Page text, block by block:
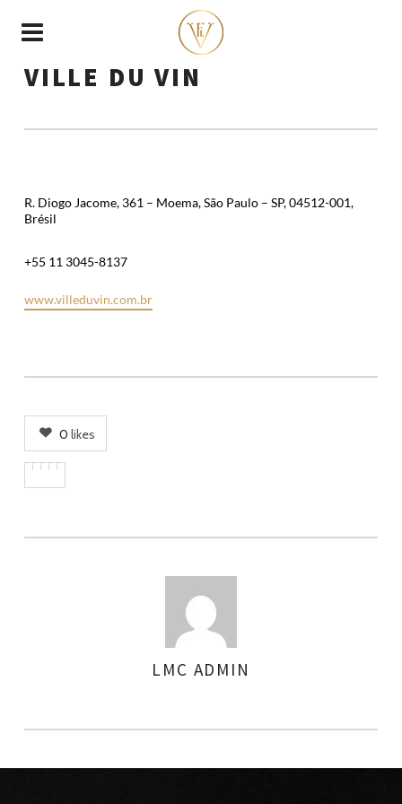
VILLE DU VIN
R. Diogo Jacome, 361 – Moema, São Paulo – SP, 04512-001,
Brésil
+55 11 3045-8137
www.villeduvin.com.br
0 likes
LMC ADMIN